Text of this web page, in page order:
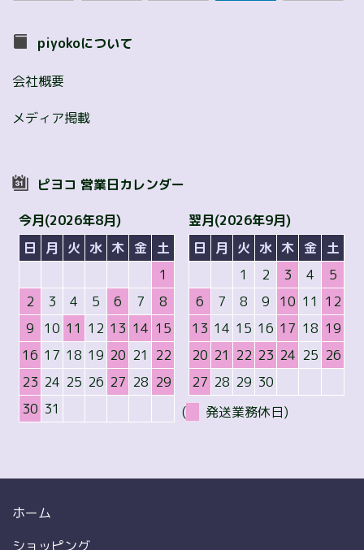
piyokoについて
会社概要
メディア掲載
ピヨコ 営業日カレンダー
今月(2026年8月)
日
月 火 水 木 金 土
1
2
3 4 5 6 7
8
9
10 11 12 13 14 15
16 17 18 19 20 21 22
23 24 25 26 27 28 29
30 31
翌月(2026年9月)
日
月 火 水 木 金
土
1
2 3 4
5
6
7 8 9 10 11 12
13 14 15 16 17 18 19
20 21 22 23 24 25 26
27 28 29 30
(
発送業務休日)
ホーム
ショッピング